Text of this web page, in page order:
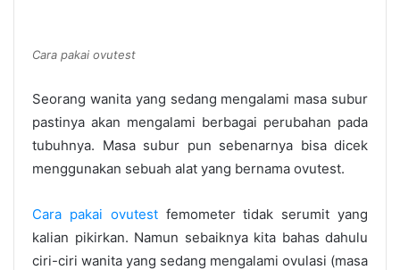
Cara pakai ovutest
Seorang wanita yang sedang mengalami masa subur
pastinya akan mengalami berbagai perubahan pada
tubuhnya. Masa subur pun sebenarnya bisa dicek
menggunakan sebuah alat yang bernama ovutest.
Cara pakai ovutestfemometer tidak serumit yang
kalian pikirkan. Namun sebaiknya kita bahas dahulu
ciri-ciri wanita yang sedang mengalami ovulasi (masa